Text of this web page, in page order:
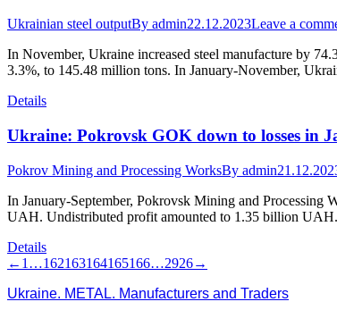
Ukrainian steel outputBy admin22.12.2023Leave a
In November, Ukraine increased steel manufacture by
3.3%, to 145.48 million tons. In January-November,
Details
Ukraine: Pokrovsk GOK down to losses in
Pokrov Mining and Processing WorksBy admin
In January-September, Pokrovsk Mining and
UAH. Undistributed profit amounted to 1.35 billion
Details
← 1 …162163164165166…2926→
Ukraine. METAL. Manufacturers and Traders